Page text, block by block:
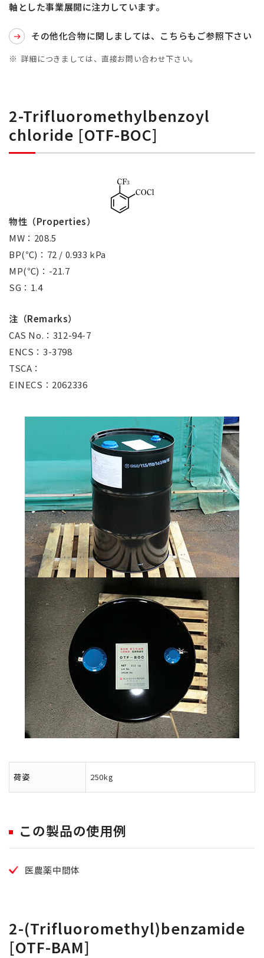
軸とした事業展開に注力しています。
その他化合物に関しましては、こちらもご参照下さい
詳細につきましては、直接お問い合わせ下さい。
2-Trifluoromethylbenzoyl
chloride [OTF-BOC]
物性（Properties）
MW：208.5
BP(℃)：72 / 0.933 kPa
MP(℃)：-21.7
SG：1.4
注（Remarks）
CAS No.：312-94-7
ENCS：3-3798
TSCA：
EINECS：2062336
荷姿 250kg
この製品の使用例
医農薬中間体
2-(Trifluoromethyl)benzamide
[OTF-BAM]